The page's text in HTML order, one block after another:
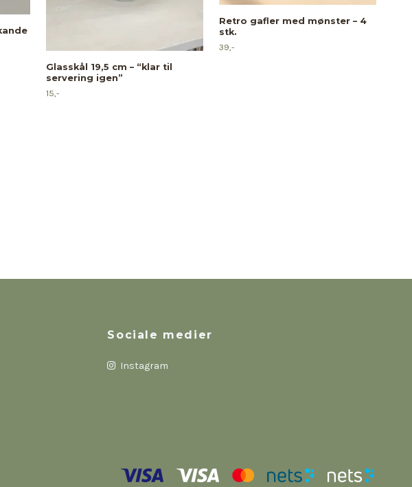
Glasskål 19,5 cm – “klar til
servering igen”
15,-
Retro gafler med mønster – 4
stk.
39,-
Sociale medier
Instagram